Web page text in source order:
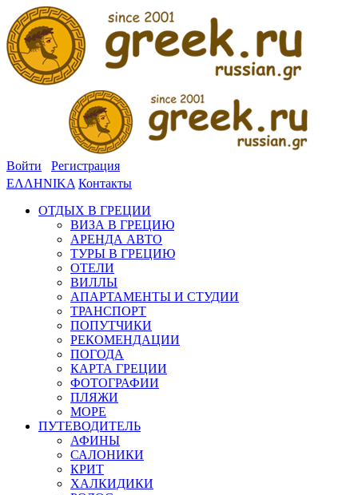
Войти
Регистрация
ΕΛΛΗΝΙΚΑ Контакты
ОТДЫХ В ГРЕЦИИ
ВИЗА В ГРЕЦИЮ
АРЕНДА АВТО
ТУРЫ В ГРЕЦИЮ
ОТЕЛИ
ВИЛЛЫ
АПАРТАМЕНТЫ И СТУДИИ
ТРАНСПОРТ
ПОПУТЧИКИ
РЕКОМЕНДАЦИИ
ПОГОДА
КАРТА ГРЕЦИИ
ФОТОГРАФИИ
ПЛЯЖИ
МОРЕ
ПУТЕВОДИТЕЛЬ
АФИНЫ
САЛОНИКИ
КРИТ
ХАЛКИДИКИ